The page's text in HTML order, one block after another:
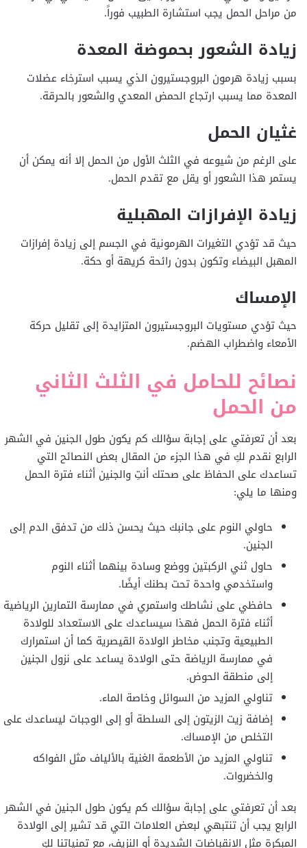
من مراحل الحمل يجب استشارة الطبيب فوراً.
زيادة الشعور بحموضة المعدة
بسبب زيادة هرمون البروجستيرون الذي يسبب استرخاء عضلات
المعدة مما يسبب ارتجاع الحمض المعدي والشعور بالحرقة.
غثيان الحمل
على الرغم من شيوعه في الثلث الأول من الحمل إلا أنه يمكن أن
يستمر هذا الشعور أو يقل مع تقدم الحمل.
زيادة الإفرازات المهبلية
حيث قد تؤدي التغيرات الهرمونية في الجسم إلى زيادة إفرازات
المهبل البيضاء وتكون بدون رائحة كريهة أو حكة.
الإمساك
حيث تؤدي مستويات البروجستيرون المتزايدة إلى تقليل حركة
الأمعاء واضطراب الهضم.
نصائح للحامل في الثلث الثاني
من الحمل
بعد أن تعرفتي على إجابة سؤالك كم يكون طول الجنين في الشهر
الرابع نقدم لكِ في هذا الجزء من المقال بعض النصائح التي
تساعدك على الحفاظ على صحتك أنتِ والجنين أثناء فترة الحمل
ومنها ما يلي:
حاولي النوم على جانبك حيث يحسن ذلك من تدفق الدم إلى
الجنين.
حاول ثني الركبتين ووضع وسادة بينهما أثناء النوم
واستخدمي واحدة تحت بطنك أيضًا.
حافظي على نشاطك واستمري في ممارسة التمارين الرياضية
أثناء فترة الحمل فهذا سيساعدك على الاستعداد للولادة
الطبيعية وتجنب مخاطر الولادة القيصرية كما أن استمرارك
في ممارسة الرياضة حتى الولادة يساعد على نزول الجنين
إلى منطقة الحوض.
تناولي المزيد من السوائل وخاصة الماء.
إضافة زيت الزيتون إلى السلطة أو إلى الوجبات ليساعدك على
التخلص من الإمساك.
تناولي المزيد من الأطعمة الغنية بالألياف مثل الفواكه
والخضروات.
بعد أن تعرفتي على إجابة سؤالك كم يكون طول الجنين في الشهر
الرابع يجب أن تنتبهي لبعض العلامات التي قد تشير إلى الولادة
المبكرة مثل الانقباضات الشديدة أو النزيف، مع تمنياتنا لكِ